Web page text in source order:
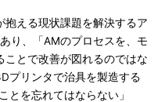
える現状課題を解決するア
り、「AMのプロセスを、モ
ことで改善が図れるのではな
プリンタで治具を製造する
とを忘れてはならない」